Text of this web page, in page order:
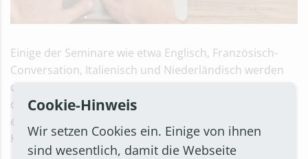
Einige der Seminare wie etwa Englisch, Französisch-
Conversation, Italienisch und Niederländisch werden
deshalb als Onlinekurse angeboten. Anmeldungen
dafür sind noch möglich. Nähere Informationen
erteilen die VHS-Mitarbeiterinnen Lara Dilling und
Hildegard Niehus unter der Rufnummer 0222/945-462.
Cookie-Hinweis
Wir setzen Cookies ein. Einige von ihnen
sind wesentlich, damit die Webseite